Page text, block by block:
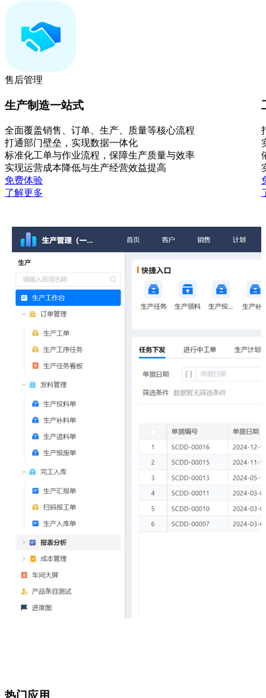
售后管理
生产制造一站式
全面覆盖销售、订单、生产、质量等核心流程
打通部门壁垒，实现数据一体化
标准化工单与作业流程，保障生产质量与效率
实现运营成本降低与生产经营效益提高
免费体验
了解更多
热门应用